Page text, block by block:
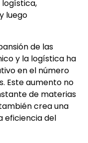
luego
de las
y la logística ha
en el número
Este aumento no
de materias
crea una
eficiencia del